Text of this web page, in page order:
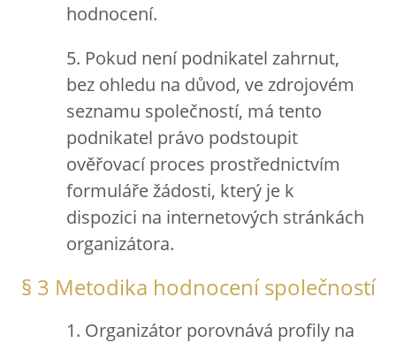
hodnocení.
5. Pokud není podnikatel zahrnut,
bez ohledu na důvod, ve zdrojovém
seznamu společností, má tento
podnikatel právo podstoupit
ověřovací proces prostřednictvím
formuláře žádosti, který je k
dispozici na internetových stránkách
organizátora.
§ 3 Metodika hodnocení společností
1. Organizátor porovnává profily na